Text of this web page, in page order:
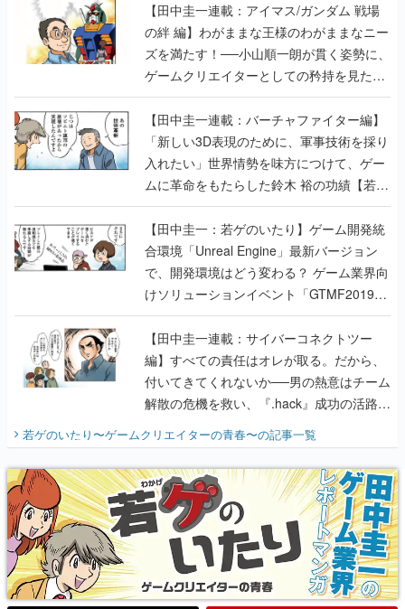
【田中圭一連載：アイマス/ガンダム 戦場
の絆 編】わがままな王様のわがままなニー
ズを満たす！──小山順一朗が貫く姿勢に、
ゲームクリエイターとしての矜持を見た
【若ゲのいたり最終回】
【田中圭一連載：バーチャファイター編】
「新しい3D表現のために、軍事技術を採り
入れたい」世界情勢を味方につけて、ゲー
ムに革命をもたらした鈴木 裕の功績【若ゲ
のいたり】
【田中圭一：若ゲのいたり】ゲーム開発統
合環境「Unreal Engine」最新バージョン
で、開発環境はどう変わる？ ゲーム業界向
けソリューションイベント「GTMF2019」
に行って、より理解を深めよう【PR】
【田中圭一連載：サイバーコネクトツー
編】すべての責任はオレが取る。だから、
付いてきてくれないか──男の熱意はチーム
解散の危機を救い、『.hack』成功の活路を
開く。業界の快男児・松山 洋に流れる血は
『少年ジャンプ』色だった【若ゲのいた
り】
若ゲのいたり〜ゲームクリエイターの青春〜の記事一覧